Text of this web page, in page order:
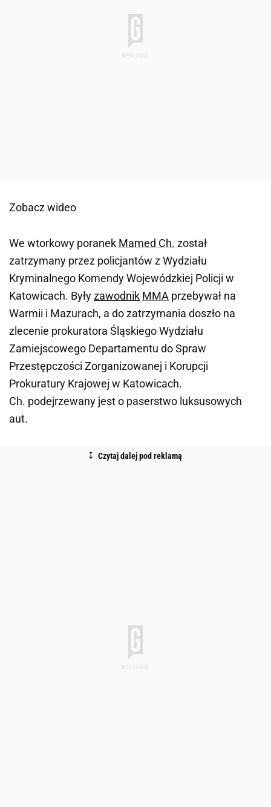
Zobacz wideo
We wtorkowy poranek Mamed Ch. został
zatrzymany przez policjantów z Wydziału
Kryminalnego Komendy Wojewódzkiej Policji w
Katowicach. Byłyzawodnik MMA przebywał na
Warmii i Mazurach, a do zatrzymania doszło na
zlecenie prokuratora Śląskiego Wydziału
Zamiejscowego Departamentu do Spraw
Przestępczości Zorganizowanej i Korupcji
Prokuratury Krajowej w Katowicach.
Ch. podejrzewany jest o paserstwo luksusowych
aut.